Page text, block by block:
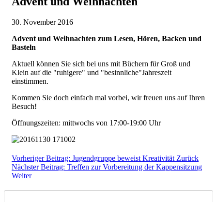
30. November 2016
Advent und Weihnachten zum Lesen, Hören, Backen und
Basteln
Aktuell können Sie sich bei uns mit Büchern für Groß und
Klein auf die "ruhigere" und "besinnliche"Jahreszeit
einstimmen.
Kommen Sie doch einfach mal vorbei, wir freuen uns auf Ihren
Besuch!
Öffnungszeiten: mittwochs von 17:00-19:00 Uhr
Vorheriger Beitrag: Jugendgruppe beweist Kreativität Zurück
Nächster Beitrag: Treffen zur Vorbereitung der Kappensitzung
Weiter